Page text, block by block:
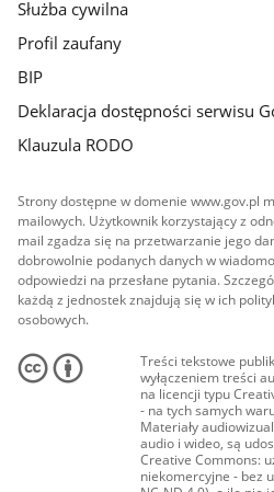
Służba cywilna
Profil zaufany
BIP
Deklaracja dostępności serwisu
Klauzula RODO
Strony dostępne w domenie www.gov.pl
mailowych. Użytkownik korzystający z
mail zgadza się na przetwarzanie jego
dobrowolnie podanych danych w
odpowiedzi na przesłane pytania.
każdą z jednostek znajdują się w ich
osobowych.
Treści tekstowe
wyłączeniem treści
na licencji typu
- na tych samych
Materiały
audio i wideo, są
Creative Commons:
niekomercyjne - bez